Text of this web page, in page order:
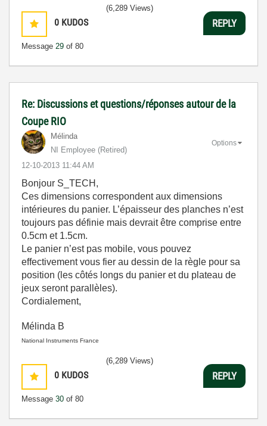
0 KUDOS
Message 29 of 80
(6,289 Views)
REPLY
Re: Discussions et questions/réponses autour de la
Coupe RIO
Mélinda
NI Employee (retired)
‎12-10-2013 11:44 AM
Options
Bonjour S_TECH,
Ces dimensions correspondent aux dimensions
intérieures du panier. L’épaisseur des planches n’est
toujours pas définie mais devrait être comprise entre
0.5cm et 1.5cm.
Le panier n’est pas mobile, vous pouvez
effectivement vous fier au dessin de la règle pour sa
position (les côtés longs du panier et du plateau de
jeux seront parallèles).
Cordialement,
Mélinda B
National Instruments France
0 KUDOS
Message 30 of 80
(6,289 Views)
REPLY